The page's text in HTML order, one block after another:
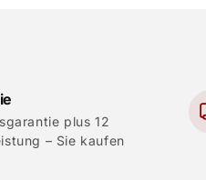
plus 12
– Sie kaufen